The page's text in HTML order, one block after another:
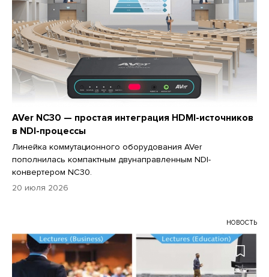
AVer NC30 — простая интеграция HDMI-источников
в NDI-процессы
Линейка коммутационного оборудования AVer
пополнилась компактным двунаправленным NDI-
конвертером NC30.
20 июля 2026
НОВОСТЬ